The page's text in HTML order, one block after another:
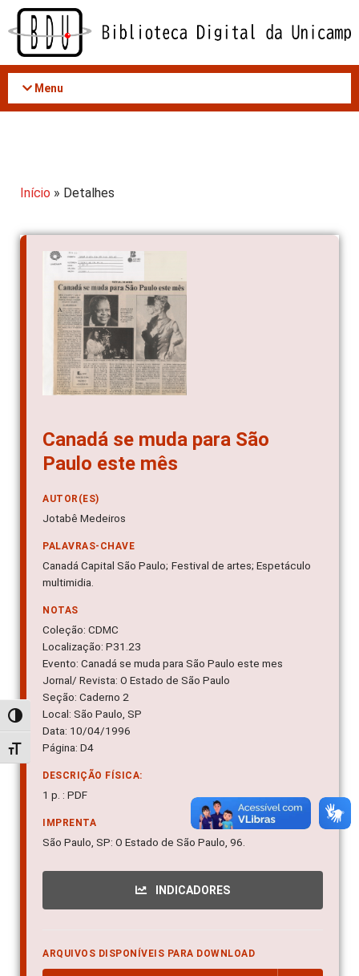
Acessar
conteúdo
Alternar alto contraste
Alternar tamanho da fonte
Menu
Início » Detalhes
Canadá se muda para São
Paulo este mês
AUTOR(ES)
Jotabê Medeiros
PALAVRAS-CHAVE
Canadá Capital São Paulo; Festival de artes; Espetáculo
multimidia.
NOTAS
Coleção: CDMC
Localização: P31.23
Evento: Canadá se muda para São Paulo este mes
Jornal/ Revista: O Estado de São Paulo
Seção: Caderno 2
Local: São Paulo, SP
Data: 10/04/1996
Página: D4
DESCRIÇÃO FÍSICA:
1 p. : PDF
IMPRENTA
São Paulo, SP: O Estado de São Paulo, 96.
INDICADORES
ARQUIVOS DISPONÍVEIS PARA DOWNLOAD